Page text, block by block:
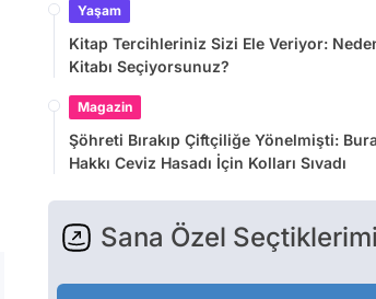
Yaşam
Kitap Tercihleriniz Sizi Ele Veriyor:
Kitabı Seçiyorsunuz?
Magazin
Şöhreti Bırakıp Çiftçiliğe Yönelmişti:
Hakkı Ceviz Hasadı İçin Kolları Sıvadı
Sana Özel